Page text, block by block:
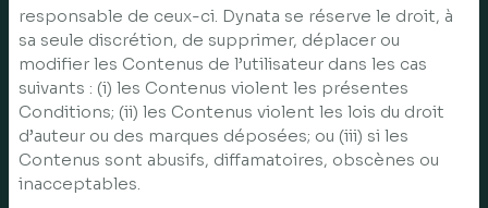
responsable de ceux-ci. Dynata se réserve le droit, à
sa seule discrétion, de supprimer, déplacer ou
modifier les Contenus de l’utilisateur dans les cas
suivants : (i) les Contenus violent les présentes
Conditions; (ii) les Contenus violent les lois du droit
d’auteur ou des marques déposées; ou (iii) si les
Contenus sont abusifs, diffamatoires, obscènes ou
inacceptables.